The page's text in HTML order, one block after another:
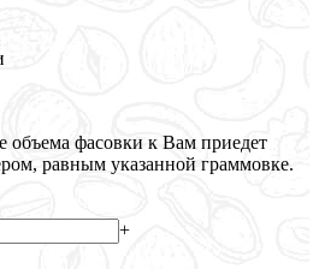
объема фасовки к Вам приедет
равным указанной граммовке.
+